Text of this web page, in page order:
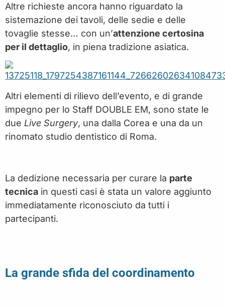
Altre richieste ancora hanno riguardato la
sistemazione dei tavoli, delle sedie e delle
tovaglie stesse… con un’attenzione certosina
per il dettaglio, in piena tradizione asiatica.
Altri elementi di rilievo dell’evento, e di grande
impegno per lo Staff DOUBLE EM, sono state le
due Live Surgery, una dalla Corea e una da un
rinomato studio dentistico di Roma.
La dedizione necessaria per curare la parte
tecnica in questi casi è stata un valore aggiunto
immediatamente riconosciuto da tutti i
partecipanti.
La grande sfida del coordinamento